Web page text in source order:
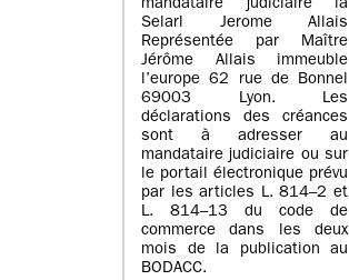
mandataire judiciaire la
Selarl Jerome Allais
Représentée par Maître
Jérôme Allais immeuble
l’europe 62 rue de Bonnel
69003 Lyon. Les
déclarations des créances
sont à adresser au
mandataire judiciaire ou sur
le portail électronique prévu
par les articles L. 814–2 et
L. 814–13 du code de
commerce dans les deux
mois de la publication au
BODACC.